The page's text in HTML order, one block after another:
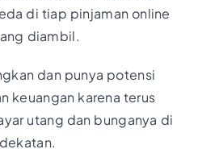
di tiap pinjaman online
diambil.
dan punya potensi
keuangan karena terus
utang dan bunganya di